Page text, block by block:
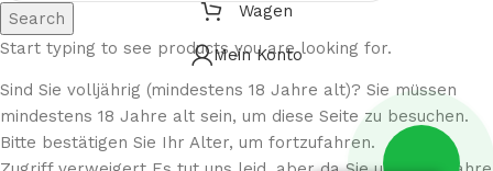
Search
Start typing to see products you are looking for.
Wagen
Mein Konto
Sind Sie volljährig (mindestens 18 Jahre alt)? Sie müssen
mindestens 18 Jahre alt sein, um diese Seite zu besuchen.
Bitte bestätigen Sie Ihr Alter, um fortzufahren.